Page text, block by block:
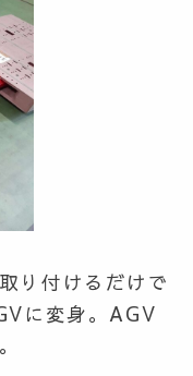
り付けるだけで
に変身。AGV